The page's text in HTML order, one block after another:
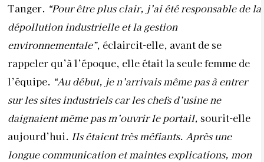
Tanger. “Pour être plus clair, j’ai été responsable de la
dépollution industrielle et la gestion
environnementale”, éclaircit-elle, avant de se
rappeler qu’à l’époque, elle était la seule femme de
l’équipe. “Au début, je n’arrivais même pas à entrer
sur les sites industriels car les chefs d’usine ne
daignaient même pas m’ouvrir le portail, sourit-elle
aujourd’hui. Ils étaient très méfiants. Après une
longue communication et maintes explications, mon